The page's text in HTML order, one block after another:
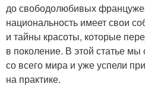
до свободолюбивых
национальность имеет свои
и тайны красоты, которые
в поколение. В этой статье
со всего мира и уже успели
на практике.